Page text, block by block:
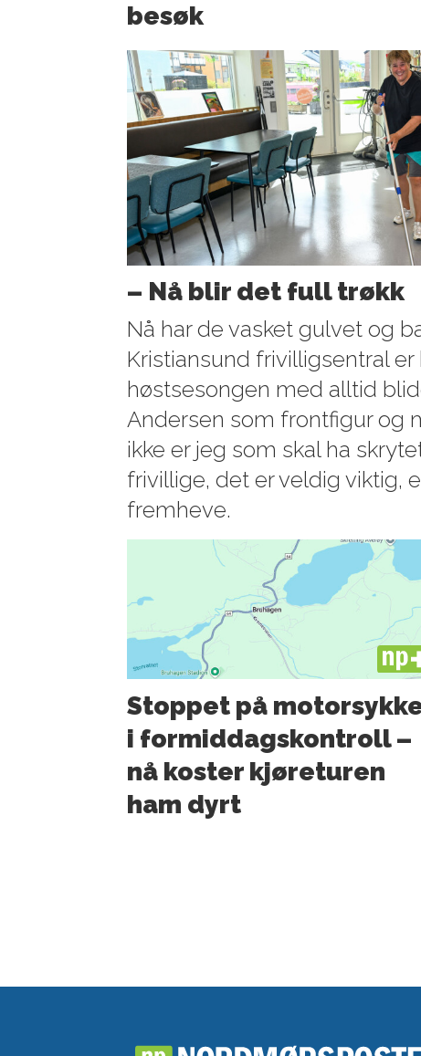
besøk
– Nå blir det full trøkk
Nå har de vasket gulvet og
Kristiansund frivilligsentral er
høstsesongen med alltid
Andersen som frontfigur og
ikke er jeg som skal ha
frivillige, det er veldig viktig,
fremheve.
Stoppet på
i formiddagskontroll –
nå koster kjøreturen
ham dyrt